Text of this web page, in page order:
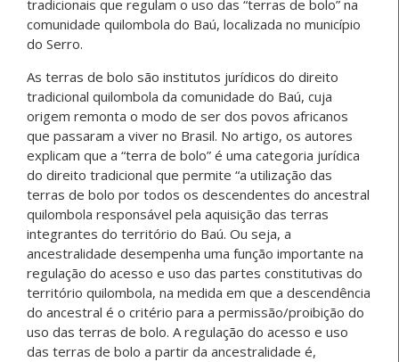
tradicionais que regulam o uso das “terras de bolo” na
comunidade quilombola do Baú, localizada no município
do Serro.
As terras de bolo são institutos jurídicos do direito
tradicional quilombola da comunidade do Baú, cuja
origem remonta o modo de ser dos povos africanos
que passaram a viver no Brasil. No artigo, os autores
explicam que a “terra de bolo” é uma categoria jurídica
do direito tradicional que permite “a utilização das
terras de bolo por todos os descendentes do ancestral
quilombola responsável pela aquisição das terras
integrantes do território do Baú. Ou seja, a
ancestralidade desempenha uma função importante na
regulação do acesso e uso das partes constitutivas do
território quilombola, na medida em que a descendência
do ancestral é o critério para a permissão/proibição do
uso das terras de bolo. A regulação do acesso e uso
das terras de bolo a partir da ancestralidade é,